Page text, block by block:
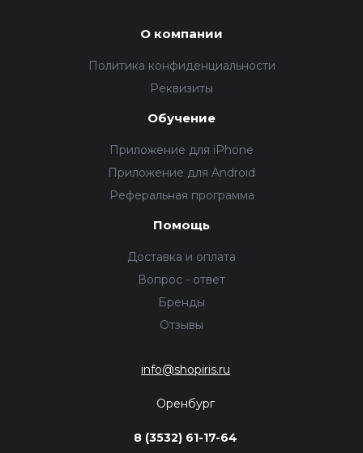
О компании
Политика конфиденциальности
Реквизиты
Обучение
Приложение для iPhone
Приложение для Android
Реферальная программа
Помощь
Доставка и оплата
Вопрос - ответ
Бренды
Отзывы
info@shopiris.ru
Оренбург
8 (3532) 61-17-64